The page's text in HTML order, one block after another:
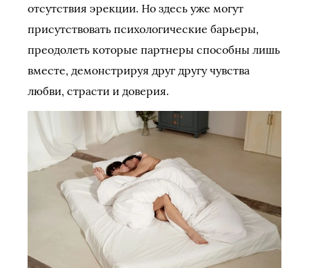
отсутствия эрекции. Но здесь уже могут
присутствовать психологические барьеры,
преодолеть которые партнеры способны лишь
вместе, демонстрируя друг другу чувства
любви, страсти и доверия.